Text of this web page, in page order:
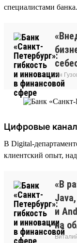
специалистами банка.
Ян
Цифровые
В Digital-
клиентский опыт,
«В
и
на